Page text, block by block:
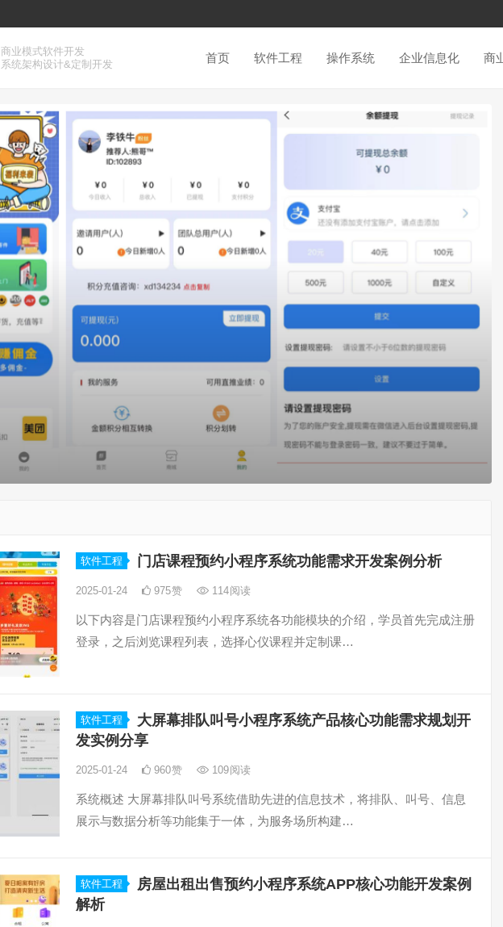
商业模式软件开发
系统架构设计&定制开发
首页 软件工程 操作系统 企业信息化 商
软件工程 门店课程预约小程序系统功能需求开发案例分析
2025-01-24 975赞 114阅读
以下内容是门店课程预约小程序系统各功能模块的介绍，学员首先完成注册
登录，之后浏览课程列表，选择心仪课程并定制课…
软件工程
大屏幕排队叫号小程序系统产品核心功能需求规划开
发实例分享
2025-01-24 960赞 109阅读
系统概述 大屏幕排队叫号系统借助先进的信息技术，将排队、叫号、信息
展示与数据分析等功能集于一体，为服务场所构建…
软件工程
房屋出租出售预约小程序系统APP核心功能开发案例
解析